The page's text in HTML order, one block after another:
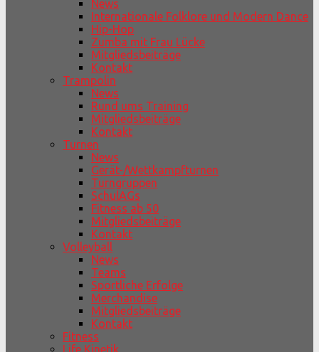
News
Internationale Folklore und Modern Dance
Hip-Hop
Zumba mit Frau Lücke
Mitgliedsbeiträge
Kontakt
Trampolin
News
Rund ums Training
Mitgliedsbeiträge
Kontakt
Turnen
News
Gerät-/Wettkampfturnen
Turngruppen
SchulAGs
Fitness ab 50
Mitgliedsbeiträge
Kontakt
Volleyball
News
Teams
Sportliche Erfolge
Merchandise
Mitgliedsbeiträge
Kontakt
Fitness
Life Kinetik